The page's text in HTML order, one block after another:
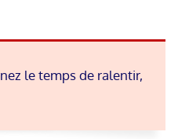
le temps de ralentir,